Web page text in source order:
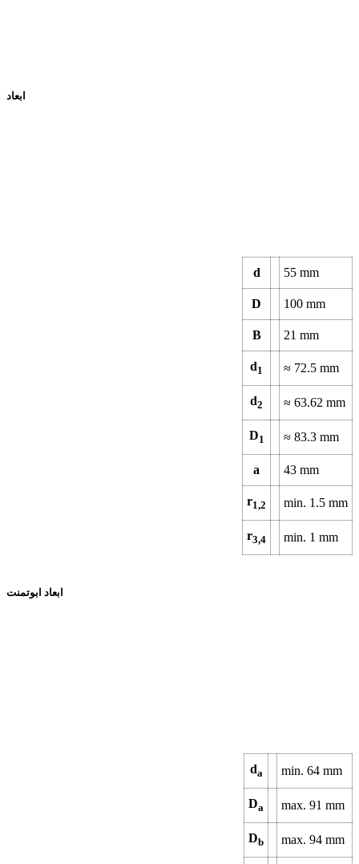
ابعاد
d 55 mm
D 100 mm
B 21 mm
d1 ≈ 72.5 mm
d2 ≈ 63.62 mm
D1 ≈ 83.3 mm
a 43 mm
r1,2 min. 1.5 mm
r3,4 min. 1 mm
ابعاد ابوتمنت
da min. 64 mm
Da max. 91 mm
Db max. 94 mm